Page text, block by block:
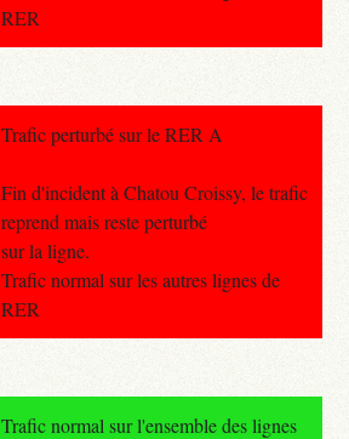
RER
Trafic perturbé sur le RER A
Fin d'incident à Chatou Croissy, le trafic
reprend mais reste perturbé
sur la ligne.
Trafic normal sur les autres lignes de
RER
Trafic normal sur l'ensemble des lignes